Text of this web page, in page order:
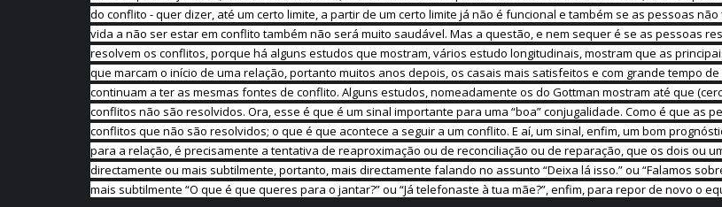
do conflito - quer dizer, até um certo limite, a partir de um certo limite já não é funcional e também se as pessoas
vida a não ser estar em conflito também não será muito saudável. Mas a questão, e nem sequer é se as pessoas
resolvem os conflitos, porque há alguns estudos que mostram, vários estudo longitudinais, mostram que as
que marcam o início de uma relação, portanto muitos anos depois, os casais mais satisfeitos e com grande tempo
continuam a ter as mesmas fontes de conflito. Alguns estudos, nomeadamente os do Gottman mostram até que
conflitos não são resolvidos. Ora, esse é que é um sinal importante para uma “boa” conjugalidade. Como é que as
conflitos que não são resolvidos; o que é que acontece a seguir a um conflito. E aí, um sinal, enfim, um bom
para a relação, é precisamente a tentativa de reaproximação ou de reconciliação ou de reparação, que os dois ou
directamente ou mais subtilmente, portanto, mais directamente falando no assunto “Deixa lá isso.” ou “Falamos
mais subtilmente “O que é que queres para o jantar?” ou “Já telefonaste à tua mãe?”, enfim, para repor de novo o